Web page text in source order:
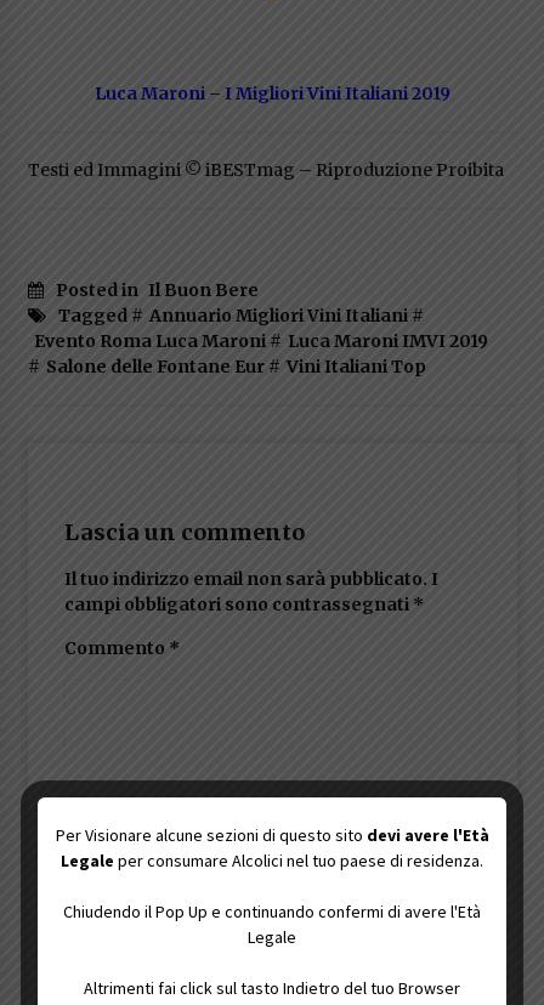
Luca Maroni – I Migliori Vini Italiani 2019
Testi ed Immagini © iBESTmag – Riproduzione Proibita
Posted in Il Buon Bere
Tagged # Annuario Migliori Vini Italiani#
Evento Roma Luca Maroni# Luca Maroni IMVI 2019
# Salone delle Fontane Eur# Vini Italiani Top
Lascia un commento
Il tuo indirizzo email non sarà pubblicato. I
campi obbligatori sono contrassegnati *
Commento *
Inserisci il Totale 275 + 1
Per Visionare alcune sezioni di questo sito devi avere l'Età
Legale per consumare Alcolici nel tuo paese di residenza.
Chiudendo il Pop Up e continuando confermi di avere l'Età
Legale
Altrimenti fai click sul tasto Indietro del tuo Browser